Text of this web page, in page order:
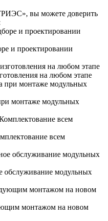
вы можете доверить
и проектировании
на любом этапе
монтаже модульных
всем
обслуживание модульных
монтажом на новом